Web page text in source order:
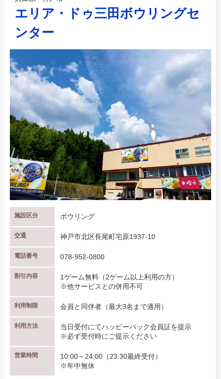
エリア・ドゥ三田ボウリングセ
ンター
施設区分 ボウリング
交通 神戸市北区長尾町宅原1937-10
電話番号 078-952-0800
割引内容
1ゲーム無料（2ゲーム以上利用の方）
※他サービスとの併用不可
利用制限 会員と同伴者（最大3名まで適用）
利用方法
当日受付にてハッピーパック会員証を提示
※必ず受付時にご提示ください
営業時間
10:00～24:00（23:30最終受付）
※年中無休